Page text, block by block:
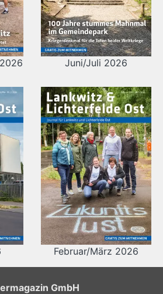
Juni/Juli 2026
Februar/März 2026
GmbH